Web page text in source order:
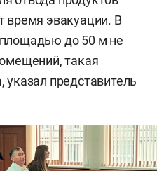
время эвакуации. В
до 50 м не
такая
указал представитель